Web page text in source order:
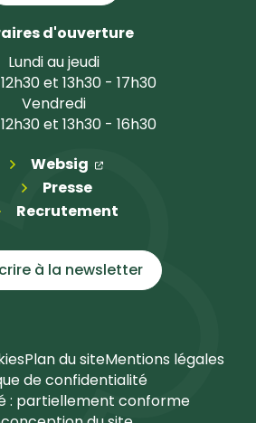
d'ouverture
Lundi au jeudi
et 13h30 - 17h30
Vendredi
et 13h30 - 16h30
Websig (ouverture dans un
(ouverture dans
Presse
Recrutement
à la newsletter
Plan du siteMentions légales
de confidentialité
: partiellement conforme